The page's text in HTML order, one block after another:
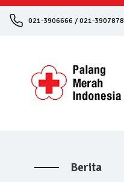
021-3906666 / 021-3907878
Berita